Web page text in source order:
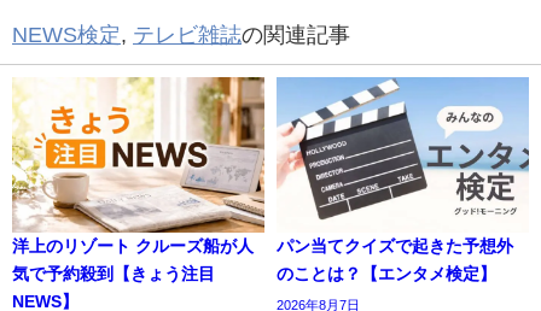
NEWS検定, テレビ雑誌の関連記事
洋上のリゾート クルーズ船が人
気で予約殺到【きょう注目
NEWS】
パン当てクイズで起きた予想外
のことは？【エンタメ検定】
2026年8月7日